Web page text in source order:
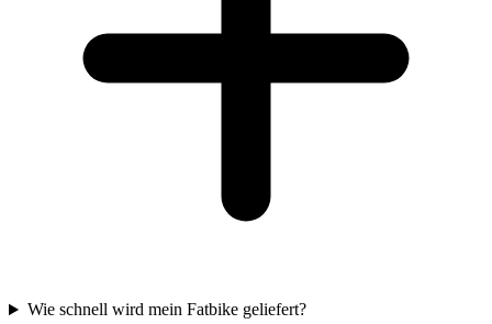
Wie schnell wird mein Fatbike geliefert?